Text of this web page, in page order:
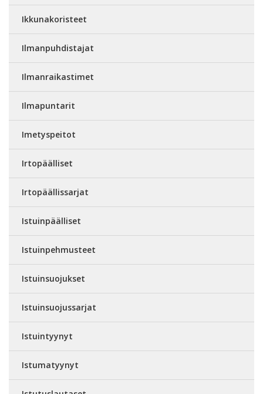
Ikkunakoristeet
Ilmanpuhdistajat
Ilmanraikastimet
Ilmapuntarit
Imetyspeitot
Irtopäälliset
Irtopäällissarjat
Istuinpäälliset
Istuinpehmusteet
Istuinsuojukset
Istuinsuojussarjat
Istuintyynyt
Istumatyynyt